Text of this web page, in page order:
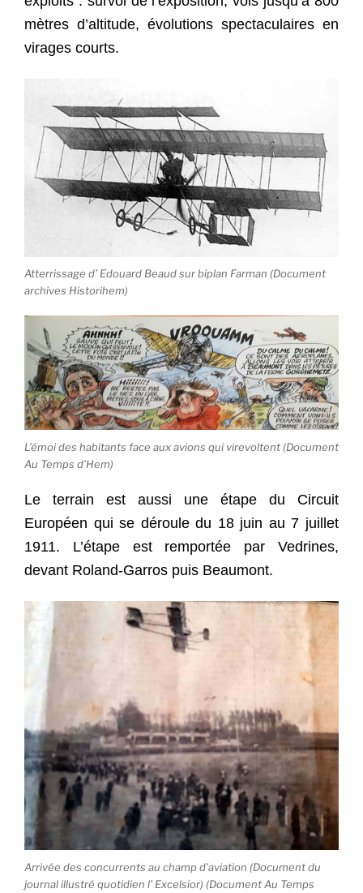
mètres d’altitude, évolutions spectaculaires en
virages courts.
Atterrissage d’ Edouard Beaud sur biplan Farman (Document
archives Historihem)
L’émoi des habitants face aux avions qui virevoltent (Document
Au Temps d’Hem)
Le terrain est aussi une étape du Circuit
Européen qui se déroule du 18 juin au 7 juillet
1911. L’étape est remportée par Vedrines,
devant Roland-Garros puis Beaumont.
Arrivée des concurrents au champ d’aviation (Document du
journal illustré quotidien l’ Excelsior) (Document Au Temps